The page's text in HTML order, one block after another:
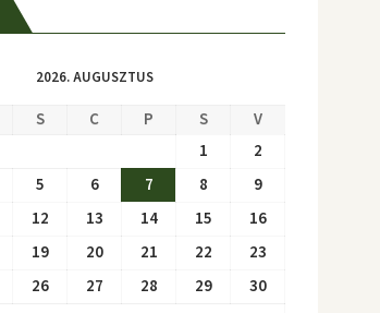
2026. AUGUSZTUS
S C P S
V
1
2
5 6 7 8
9
12 13 14 15
16
19 20 21 22
23
26 27 28 29
30